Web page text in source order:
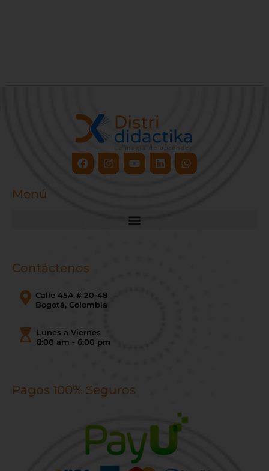
FacebookInstagram
YoutubeLinkedinWhatsapp
Menú
Contáctenos
Calle 45A # 20-48
Bogotá, Colombia
Lunes a Viernes
8:00 am - 6:00 pm
Pagos 100% Seguros